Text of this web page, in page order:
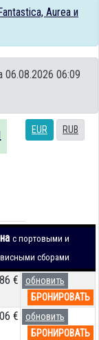
Aurea и
06.08.2026 06:09
EUR RUB
с портовыми и
сборами
€
обновить
БРОНИРОВАТЬ
€
обновить
БРОНИРОВАТЬ